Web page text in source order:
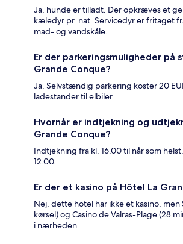
Ja, hunde er tilladt. Der opkræves et
kæledyr pr. nat. Servicedyr er fritaget
mad- og vandskåle.
Er der parkeringsmuligheder på
Grande Conque?
Ja. Selvstændig parkering koster 20
ladestander til elbiler.
Hvornår er indtjekning og
Grande Conque?
Indtjekning fra kl. 16.00 til når som
12.00.
Er der et kasino på Hôtel La
Nej, dette hotel har ikke et kasino, men
kørsel) og Casino de Valras-Plage (28
i nærheden.